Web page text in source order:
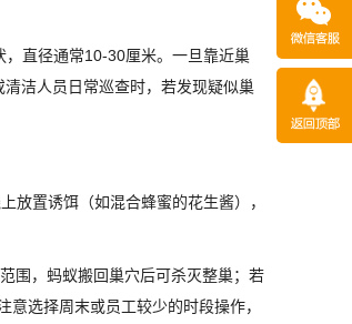
直径通常10-30厘米。一旦靠近巢
洁人员日常巡查时，若发现疑似巢
放置诱饵（如混合蜂蜜的花生酱），
围，蚂蚁搬回巢穴后可杀灭整巢；若
选择周末或员工较少的时段操作，